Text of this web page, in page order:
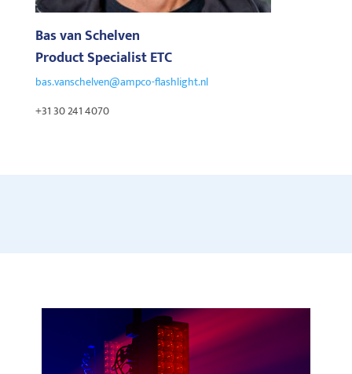
Bas van Schelven
Product Specialist ETC
bas.vanschelven@ampco-flashlight.nl
+31 30 241 4070